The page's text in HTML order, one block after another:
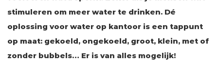
stimuleren om meer water te drinken. Dé
oplossing voor water op kantoor is een tappunt
op maat: gekoeld, ongekoeld, groot, klein, met of
zonder bubbels… Er is van alles mogelijk!